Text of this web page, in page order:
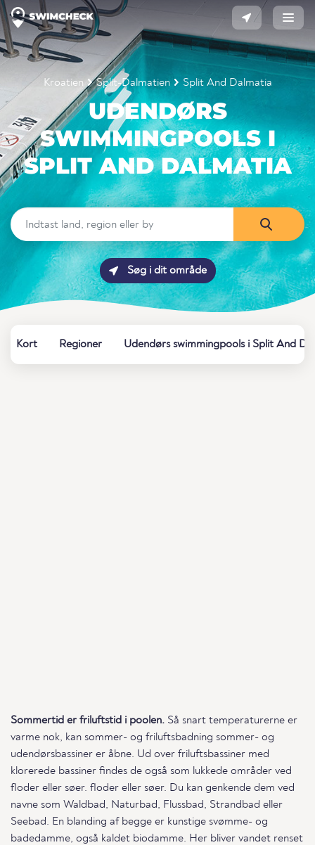
Kroatien Split-Dalmatien Split And Dalmatia
UDENDØRS
SWIMMINGPOOLS I
SPLIT AND DALMATIA
Søg i dit område
Kort Regioner Udendørs swimmingpools i Split And
Sommertid er friluftstid i poolen. Så snart temperaturerne er
varme nok, kan sommer- og friluftsbadning sommer- og
udendørsbassiner er åbne. Ud over friluftsbassiner med
klorerede bassiner findes de også som lukkede områder ved
floder eller søer. floder eller søer. Du kan genkende dem ved
navne som Waldbad, Naturbad, Flussbad, Strandbad eller
Seebad. En blanding af begge er kunstige svømme- og
badedamme, også kaldet biodamme. Her bliver vandet renset